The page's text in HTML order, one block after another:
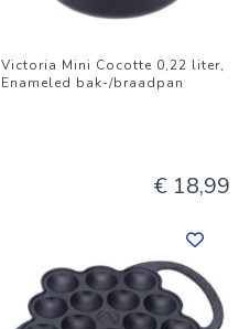
Victoria Mini Cocotte 0,22 liter,
Enameled bak-/braadpan
€ 18,99